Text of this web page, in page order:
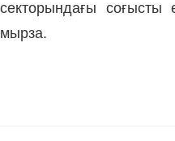
секторындағы
мырза.